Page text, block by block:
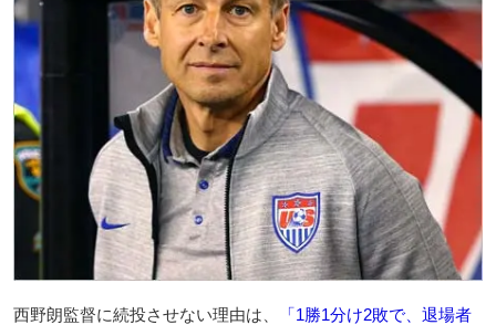
西野朗監督に続投させない理由は、
「1勝1分け2敗で、退場者